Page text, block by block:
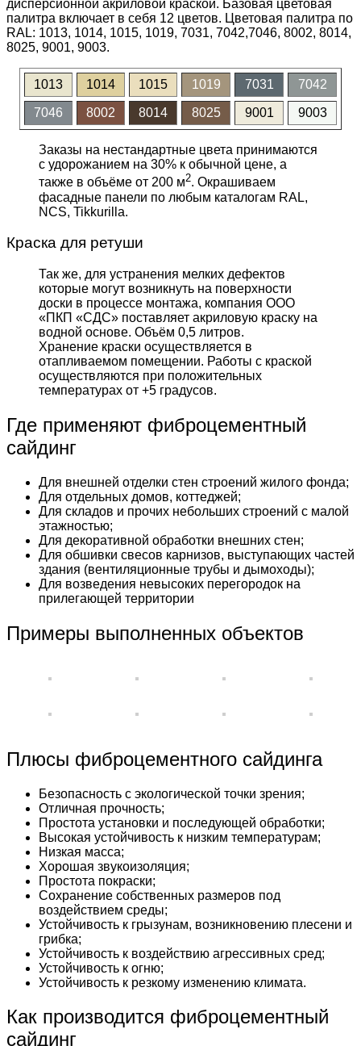
дисперсионной акриловой краской. Базовая цветовая
палитра включает в себя 12 цветов. Цветовая палитра по
RAL: 1013, 1014, 1015, 1019, 7031, 7042,7046, 8002, 8014,
8025, 9001, 9003.
1013 1014 1015 1019 7031 7042
7046 8002 8014 8025 9001 9003
Заказы на нестандартные цвета принимаются
с удорожанием на 30% к обычной цене, а
также в объёме от 200 м2. Окрашиваем
фасадные панели по любым каталогам RAL,
NCS, Tikkurilla.
Краска для ретуши
Так же, для устранения мелких дефектов
которые могут возникнуть на поверхности
доски в процессе монтажа, компания ООО
«ПКП «СДС» поставляет акриловую краску на
водной основе. Объём 0,5 литров.
Хранение краски осуществляется в
отапливаемом помещении. Работы с краской
осуществляются при положительных
температурах от +5 градусов.
Где применяют фиброцементный
сайдинг
Для внешней отделки стен строений жилого фонда;
Для отдельных домов, коттеджей;
Для складов и прочих небольших строений с малой
этажностью;
Для декоративной обработки внешних стен;
Для обшивки свесов карнизов, выступающих частей
здания (вентиляционные трубы и дымоходы);
Для возведения невысоких перегородок на
прилегающей территории
Примеры выполненных объектов
Плюсы фиброцементного сайдинга
Безопасность с экологической точки зрения;
Отличная прочность;
Простота установки и последующей обработки;
Высокая устойчивость к низким температурам;
Низкая масса;
Хорошая звукоизоляция;
Простота покраски;
Сохранение собственных размеров под
воздействием среды;
Устойчивость к грызунам, возникновению плесени и
грибка;
Устойчивость к воздействию агрессивных сред;
Устойчивость к огню;
Устойчивость к резкому изменению климата.
Как производится фиброцементный
сайдинг